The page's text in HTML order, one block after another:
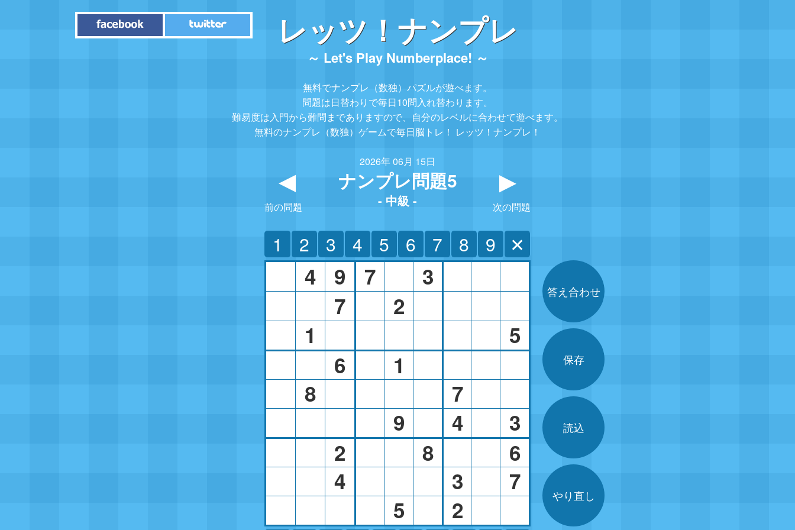
レッツ！ナンプレ
～ Let's Play Numberplace! ～
無料でナンプレ（数独）パズルが遊べます。
問題は日替わりで毎日10問入れ替わります。
難易度は入門から難問までありますので、 自分のレベルに合わせて遊べます。
無料のナンプレ（数独）ゲームで毎日脳トレ！ レッツ！ナンプレ！
2026年 06月 15日
ナンプレ問題5
- 中級 -
▲
前の問題
▲
次の問題
1 2 3 4 5 6 7 8 9 ✕
4 9 7
3
7
2
1
5
6
1
8
7
9
4
3
2
8
6
4
3
7
5
2
答え合わせ
保存
読込
やり直し